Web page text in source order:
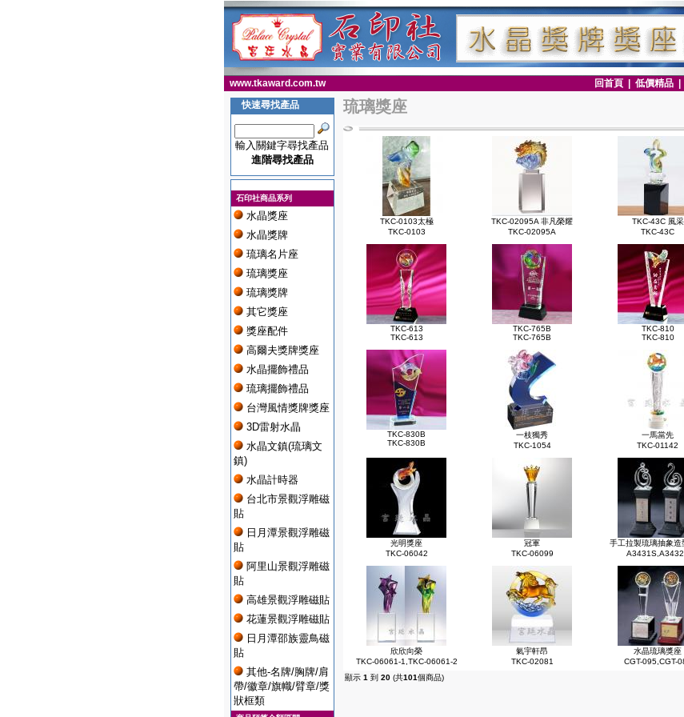
www.tkaward.com.tw 回首頁| 低價精品|
快速尋找產品
輸入關鍵字尋找產品
進階尋找產品
石印社商品系列
水晶獎座
水晶獎牌
琉璃名片座
琉璃獎座
琉璃獎牌
其它獎座
獎座配件
高爾夫獎牌獎座
水晶擺飾禮品
琉璃擺飾禮品
台灣風情獎牌獎座
3D雷射水晶
水晶文鎮(琉璃文
鎮)
水晶計時器
台北市景觀浮雕磁
貼
日月潭景觀浮雕磁
貼
阿里山景觀浮雕磁
貼
高雄景觀浮雕磁貼
花蓮景觀浮雕磁貼
日月潭邵族靈鳥磁
貼
其他-名牌/胸牌/肩
帶/徽章/旗幟/臂章/獎
狀框類
琉璃獎座
TKC-0103太極
TKC-0103
TKC-02095A 非凡榮耀
TKC-02095A
TKC-43C 風采
TKC-43C
TKC-613
TKC-613
TKC-765B
TKC-765B
TKC-810
TKC-810
TKC-830B
TKC-830B
一枝獨秀
TKC-1054
一馬當先
TKC-01142
光明獎座
TKC-06042
冠軍
TKC-06099
手工拉製琉璃抽象造
欣欣向榮
TKC-06061-1,TKC-06061-2
氣宇軒昂
TKC-02081
水晶琉璃獎座
CGT-095,CGT-
顯示 1 到 20(共101個商品)